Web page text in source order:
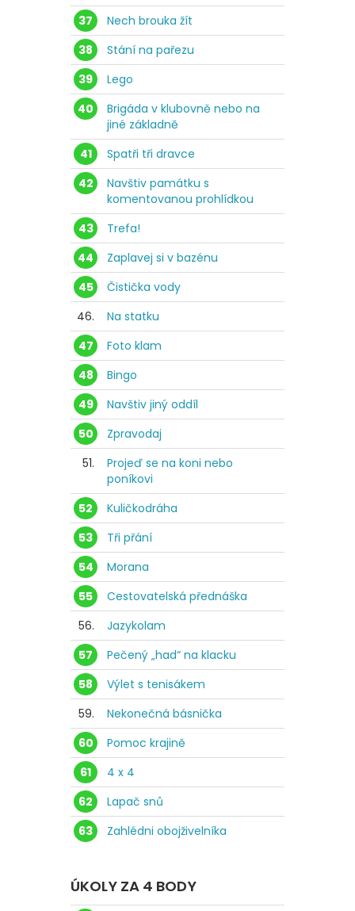
37
Nech brouka žít
38
Stání na pařezu
39
Lego
40
Brigáda v klubovně nebo na
jiné základně
41
Spatři tři dravce
42
Navštiv památku s
komentovanou prohlídkou
43
Trefa!
44
Zaplavej si v bazénu
45
Čistička vody
46.
Na statku
47
Foto klam
48
Bingo
49
Navštiv jiný oddíl
50
Zpravodaj
51.
Projeď se na koni nebo
poníkovi
52
Kuličkodráha
53
Tři přání
54
Morana
55
Cestovatelská přednáška
56.
Jazykolam
57
Pečený „had“ na klacku
58
Výlet s tenisákem
59.
Nekonečná básnička
60
Pomoc krajině
61
4 x 4
62
Lapač snů
63
Zahlédni obojživelníka
ÚKOLY ZA 4 BODY